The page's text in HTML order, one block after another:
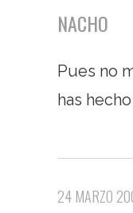
NACHO
Pues no
has
24 MARZO